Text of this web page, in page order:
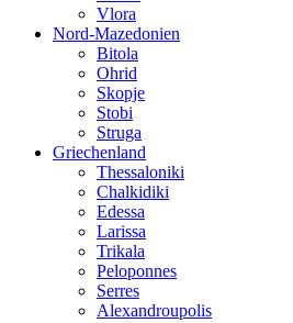
Vlora
Nord-Mazedonien
Bitola
Ohrid
Skopje
Stobi
Struga
Griechenland
Thessaloniki
Chalkidiki
Edessa
Larissa
Trikala
Peloponnes
Serres
Alexandroupolis